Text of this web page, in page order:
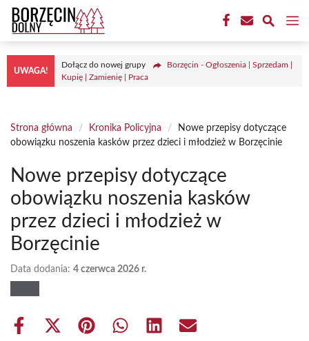
Przejdź
treści
UWAGA!
Dołącz do nowej grupy
Borzęcin - Ogłoszenia | Sprzedam |
Kupię | Zamienię | Praca
Strona główna / Kronika Policyjna /
Nowe przepisy dotyczące
obowiązku noszenia kasków przez dzieci i młodzież w Borzęcinie
Nowe przepisy dotyczące
obowiązku noszenia kasków
przez dzieci i młodzież w
Borzęcinie
Data dodania: 4 czerwca 2026 r.
Share
Share Share Share Share Share